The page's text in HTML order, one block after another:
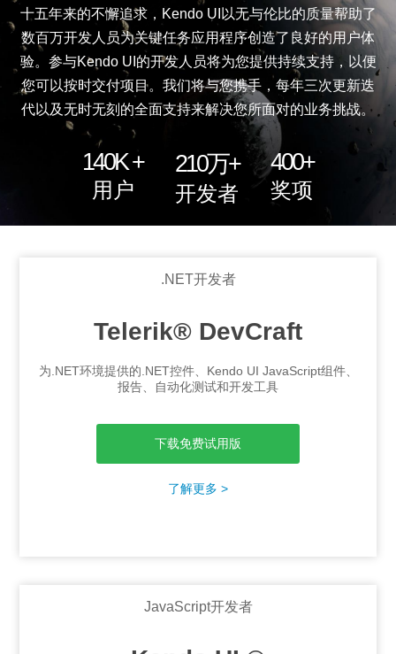
十五年来的不懈追求，Kendo UI以无与伦比的质量帮助了
数百万开发人员为关键任务应用程序创造了良好的用户体
验。参与Kendo UI的开发人员将为您提供持续支持，以便
您可以按时交付项目。我们将与您携手，每年三次更新迭
代以及无时无刻的全面支持来解决您所面对的业务挑战。
140K +
用户
210万+
开发者
400+
奖项
.NET开发者
Telerik® DevCraft
为.NET环境提供的.NET控件、Kendo UI JavaScript组件、
报告、自动化测试和开发工具
下载免费试用版
了解更多 >
JavaScript开发者